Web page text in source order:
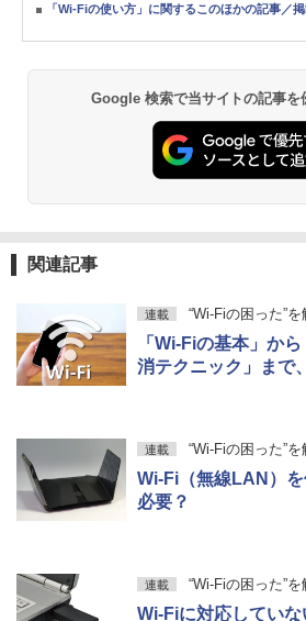
「Wi-Fiの使い方」に関するこのほかの記事／
Google 検索で当サイトの記事を
関連記事
連載 “Wi-Fiの困った”
「Wi-Fiの基本」か
消テクニック」まで
連載 “Wi-Fiの困った”
Wi-Fi（無線LAN）
必要？
連載 “Wi-Fiの困った”
Wi-Fiに対応してい